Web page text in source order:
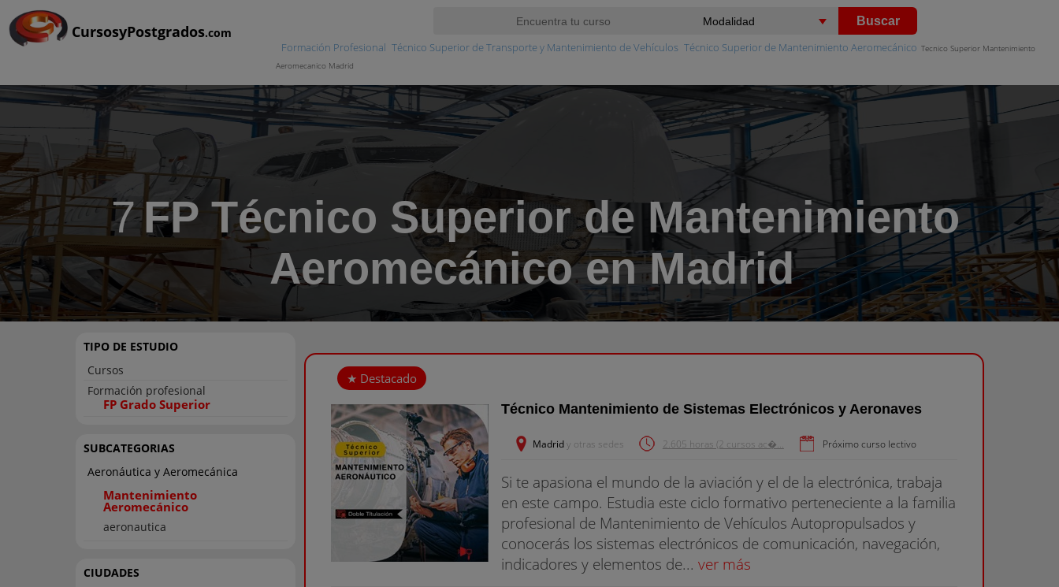
CursosyPostgrados.com
Buscar
Formación Profesional Técnico Superior de Transporte y Mantenimiento de Vehículos Técnico Superior de Mantenimiento Aeromecánico Tecnico Superior Mantenimiento
Aeromecanico Madrid
7 FP Técnico Superior de Mantenimiento
Aeromecánico en Madrid
TIPO DE ESTUDIO
Cursos
Formación profesional
FP Grado Superior
SUBCATEGORIAS
Aeronáutica y Aeromecánica
Mantenimiento
Aeromecánico
aeronautica
CIUDADES
Técnico Mantenimiento de Sistemas Electrónicos y Aeronaves
Madridy otras sedes 2.605 horas (2 cursos ac�... Próximo curso lectivo
Si te apasiona el mundo de la aviación y el de la electrónica, trabaja
en este campo. Estudia este ciclo formativo perteneciente a la familia
profesional de Mantenimiento de Vehículos Autopropulsados y
conocerás los sistemas electrónicos de comunicación, navegación,
indicadores y elementos de... ver más